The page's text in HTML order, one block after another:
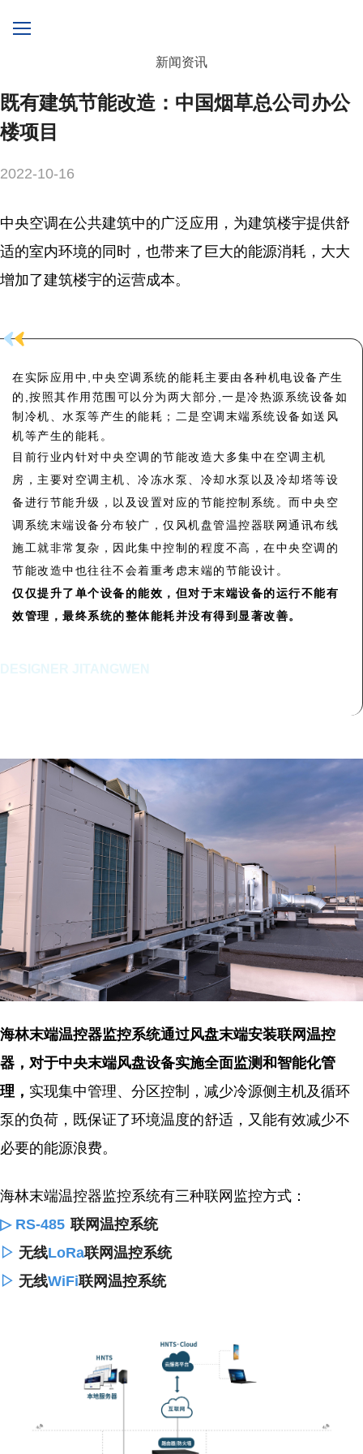
新闻资讯
既有建筑节能改造：中国烟草总公司办公
楼项目
2022-10-16
中央空调在公共建筑中的广泛应用，为建筑楼宇提供舒
适的室内环境的同时，也带来了巨大的能源消耗，大大
增加了建筑楼宇的运营成本。
在实际应用中,中央空调系统的能耗主要由各种机电设备产生
的,按照其作用范围可以分为两大部分,一是冷热源系统设备如
制冷机、水泵等产生的能耗；二是空调末端系统设备如送风
机等产生的能耗。
目前行业内针对中央空调的节能改造大多集中在空调主机
房，主要对空调主机、冷冻水泵、冷却水泵以及冷却塔等设
备进行节能升级，以及设置对应的节能控制系统。而中央空
调系统末端设备分布较广，仅风机盘管温控器联网通讯布线
施工就非常复杂，因此集中控制的程度不高，在中央空调的
节能改造中也往往不会着重考虑末端的节能设计。
仅仅提升了单个设备的能效，但对于末端设备的运行不能有
效管理，最终系统的整体能耗并没有得到显著改善。
DESIGNER JITANGWEN
海林末端温控器监控系统通过风盘末端安装联网温控
器，对于中央末端风盘设备实施全面监测和智能化管
理， 实现集中管理、分区控制，减少冷源侧主机及循环
泵的负荷，既保证了环境温度的舒适，又能有效减少不
必要的能源浪费。
海林末端温控器监控系统有三种联网监控方式：
▷ RS-485 联网温控系统
▷ 无线LoRa联网温控系统
▷ 无线WiFi联网温控系统